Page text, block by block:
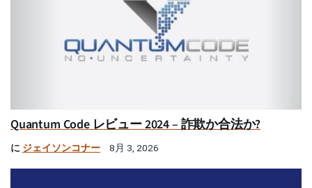
Quantum Code レビュー 2024 – 詐欺か合法か?
に ジェイソンコナー 8月 3, 2026